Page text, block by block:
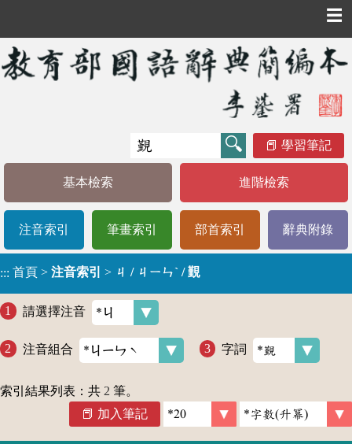
☰
學習筆記
基本檢索 進階檢索
注音索引 筆畫索引 部首索引 辭典附錄
::: 首頁 > 注音索引 > ㄐ / ㄐㄧㄣˋ / 覲
請選擇注音
注音組合 字詞
索引結果列表：共 2 筆。
加入筆記